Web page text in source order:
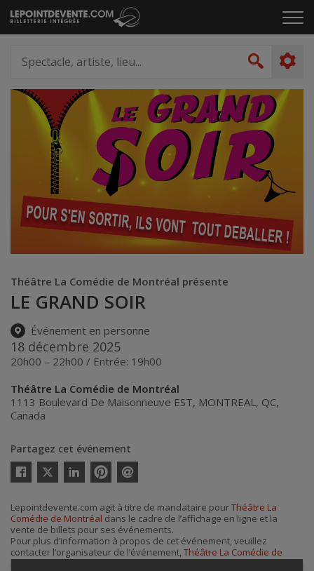
Passer
au
le
artiste,
lieu...
Théâtre La Comédie de Montréal présente
LE GRAND SOIR
Événement en personne
18 décembre 2025
20h00 – 22h00 / Entrée: 19h00
Théâtre La Comédie de Montréal
1113 Boulevard De Maisonneuve EST, MONTREAL, QC,
Canada
Partagez cet événement
Twitter
courriel
Lepointdevente.com agit à titre de mandataire pourThéâtre La
Comédie de Montréal dans le cadre de l’affichage en ligne et la
vente de billets pour ses événements.
Pour plus d’information à propos de cet événement, veuillez
contacter l’organisateur de l’événement, Théâtre La Comédie de
Montréal, àcontact@lacomedie.caou au+1 514-303-2535.